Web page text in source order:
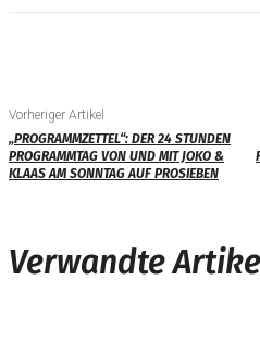
Vorheriger Artikel
„PROGRAMMZETTEL“: DER 24 STUNDEN
PROGRAMMTAG VON UND MIT JOKO &
KLAAS AM SONNTAG AUF PROSIEBEN
Verwandte